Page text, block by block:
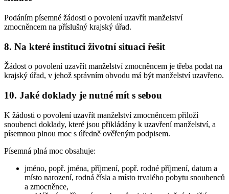
Podáním písemné žádosti o povolení uzavřít manželství
zmocněncem na příslušný krajský úřad.
8. Na které instituci životní situaci řešit
Žádost o povolení uzavřít manželství zmocněncem je třeba podat na
krajský úřad, v jehož správním obvodu má být manželství uzavřeno.
10. Jaké doklady je nutné mít s sebou
K žádosti o povolení uzavřít manželství zmocněncem přiloží
snoubenci doklady, které jsou přikládány k uzavření manželství, a
písemnou plnou moc s úředně ověřeným podpisem.
Písemná plná moc obsahuje:
jméno, popř. jména, příjmení, popř. rodné příjmení, datum a
místo narození, rodná čísla a místo trvalého pobytu snoubenců
a zmocněnce,